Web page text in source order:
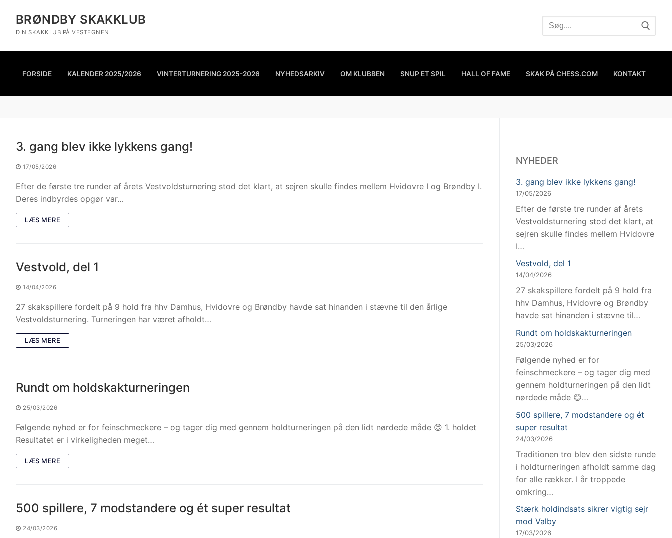
BRØNDBY SKAKKLUB
DIN SKAKKLUB PÅ VESTEGNEN
FORSIDE KALENDER 2025/2026 VINTERTURNERING 2025-2026 NYHEDSARKIV OM KLUBBEN SNUP ET SPIL HALL OF FAME SKAK PÅ CHESS.COM KONTAKT
3. gang blev ikke lykkens gang!
17/05/2026
Efter de første tre runder af årets Vestvoldsturnering stod det klart, at sejren skulle findes mellem Hvidovre I og Brøndby I.
Deres indbyrdes opgør var…
LÆS MERE
Vestvold, del 1
14/04/2026
27 skakspillere fordelt på 9 hold fra hhv Damhus, Hvidovre og Brøndby havde sat hinanden i stævne til den årlige
Vestvoldsturnering. Turneringen har været afholdt…
LÆS MERE
Rundt om holdskakturneringen
25/03/2026
Følgende nyhed er for feinschmeckere – og tager dig med gennem holdturneringen på den lidt nørdede måde 😊 1. holdet
Resultatet er i virkeligheden meget…
LÆS MERE
500 spillere, 7 modstandere og ét super resultat
24/03/2026
NYHEDER
3. gang blev ikke lykkens gang!
17/05/2026
Efter de første tre runder af årets
Vestvoldsturnering stod det klart, at
sejren skulle findes mellem Hvidovre
I…
Vestvold, del 1
14/04/2026
27 skakspillere fordelt på 9 hold fra
hhv Damhus, Hvidovre og Brøndby
havde sat hinanden i stævne til…
Rundt om holdskakturneringen
25/03/2026
Følgende nyhed er for
feinschmeckere – og tager dig med
gennem holdturneringen på den lidt
nørdede måde 😊…
500 spillere, 7 modstandere og ét
super resultat
24/03/2026
Traditionen tro blev den sidste runde
i holdturneringen afholdt samme dag
for alle rækker. I år troppede
omkring…
Stærk holdindsats sikrer vigtig sejr
mod Valby
17/03/2026